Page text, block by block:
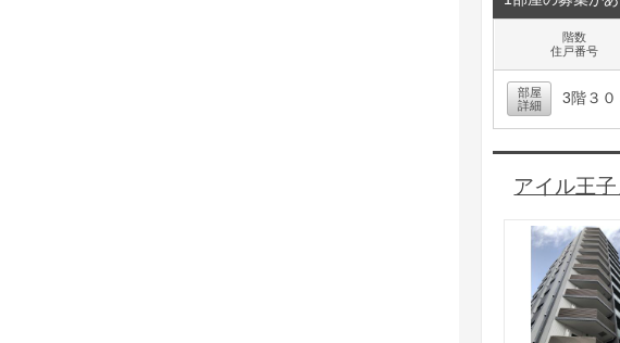
階数
住戸番号
部屋
詳細
3階３０
アイル王